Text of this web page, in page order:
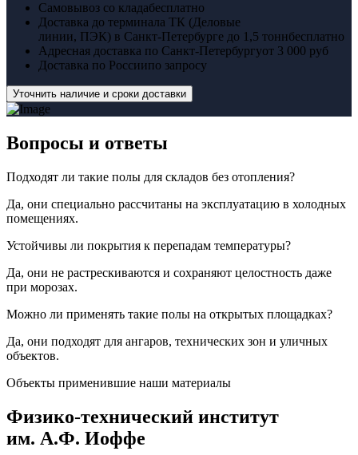
Самовывоз со кладабесплатно
Доставка до терминала ТК (Деловые
линии, ПЭК) в Санкт-Петербурге до 1,5 тоннбесплатно
Адресная доставка по Санкт-Петербургуот 3 000 руб
Доставка по Россиипо запросу
Уточнить наличие и сроки доставки
Вопросы и ответы
Подходят ли такие полы для складов без отопления?
Да, они специально рассчитаны на эксплуатацию в холодных
помещениях.
Устойчивы ли покрытия к перепадам температуры?
Да, они не растрескиваются и сохраняют целостность даже
при морозах.
Можно ли применять такие полы на открытых площадках?
Да, они подходят для ангаров, технических зон и уличных
объектов.
Объекты применившие наши материалы
Физико-технический институт
им. А.Ф. Иоффе